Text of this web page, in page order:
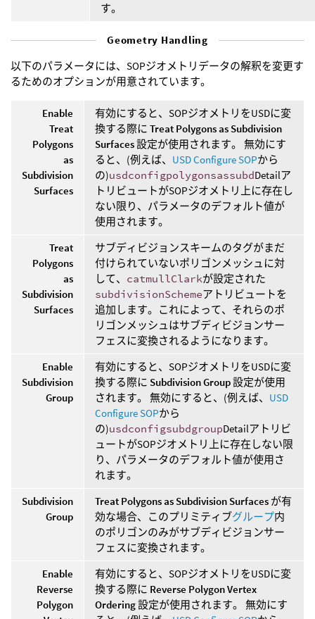
す。
Geometry Handling
以下のパラメータには、SOPジオメトリデータの解釈を変更す
るためのオプションが用意されています。
Enable
Treat
Polygons
as
Subdivision
Surfaces
有効にすると、SOPジオメトリをUSDに変
換する際に Treat Polygons as Subdivision
Surfaces設定が使用されます。 無効にす
ると、(例えば、 USD Configure SOPから
の)usdconfigpolygonsassubdDetailア
トリビュートがSOPジオメトリ上に存在し
ない限り、パラメータのデフォルト値が
使用されます。
Treat
Polygons
as
Subdivision
Surfaces
サブディビジョンスキームのタグがまだ
付けられていないポリゴンメッシュに対
して、 catmullClarkが設定された
subdivisionSchemeアトリビュートを
追加します。これによって、それらのポ
リゴンメッシュはサブディビジョンサー
フェスに変換されるようになります。
Enable
Subdivision
Group
有効にすると、SOPジオメトリをUSDに変
換する際に Subdivision Group設定が使用
されます。 無効にすると、(例えば、 USD
Configure SOPから
の)usdconfigsubdgroupDetailアトリビ
ュートがSOPジオメトリ上に存在しない限
り、パラメータのデフォルト値が使用さ
れます。
Subdivision
Group
Treat Polygons as Subdivision Surfaces が有
効な場合、このプリミティブグループ内
のポリゴンのみがサブディビジョンサー
フェスに変換されます。
Enable
Reverse
Polygon
有効にすると、SOPジオメトリをUSDに変
換する際に Reverse Polygon Vertex
Ordering設定が使用されます。 無効にす